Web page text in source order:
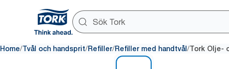
Home/Tvål och handsprit/Refiller/Refiller med handtvål/Tork Olje-